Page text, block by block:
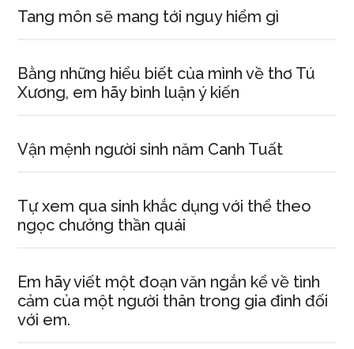
Tang môn sẽ mang tới nguy hiểm gì
Bằng những hiểu biết của mình về thơ Tú
Xương, em hãy bình luận ý kiến
Vận mệnh người sinh năm Canh Tuất
Tự xem qua sinh khắc dụng với thể theo
ngọc chưởng thần quái
Em hãy viết một đoạn văn ngắn kể về tình
cảm của một người thân trong gia đình đối
với em.